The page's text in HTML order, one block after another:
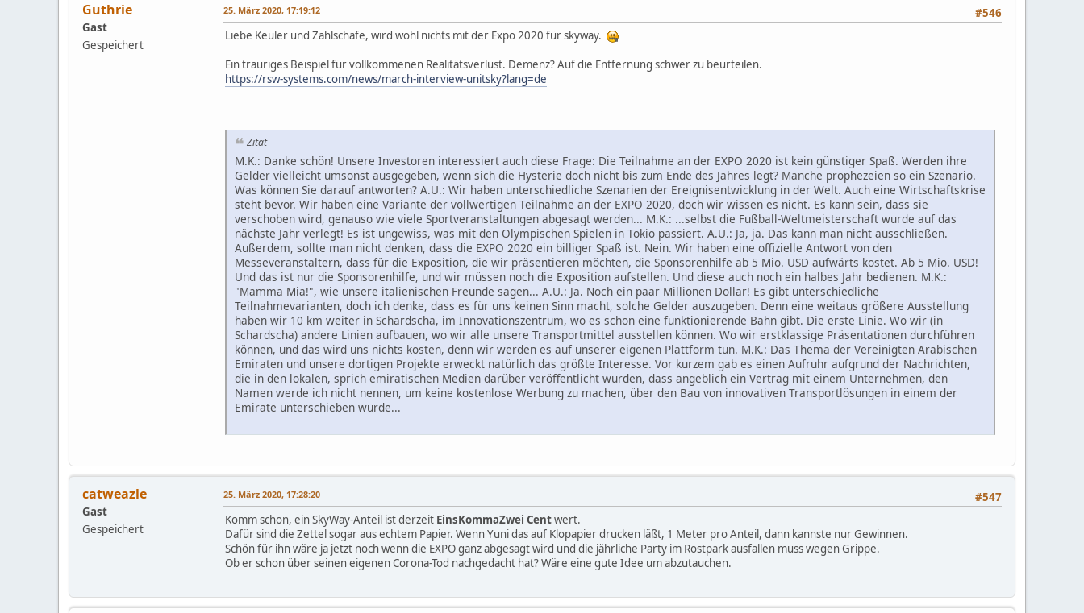
Guthrie
Gast
Gespeichert
#546
25. März 2020, 17:19:12
Liebe Keuler und Zahlschafe, wird wohl nichts mit der Expo 2020 für skyway.
Ein trauriges Beispiel für vollkommenen Realitätsverlust. Demenz? Auf die Entfernung schwer zu beurteilen.
https://rsw-systems.com/news/march-interview-unitsky?lang=de
Zitat
M.K.: Danke schön! Unsere Investoren interessiert auch diese Frage: Die Teilnahme an der EXPO 2020 ist kein günstiger Spaß. Werden ihre
Gelder vielleicht umsonst ausgegeben, wenn sich die Hysterie doch nicht bis zum Ende des Jahres legt? Manche prophezeien so ein Szenario.
Was können Sie darauf antworten? A.U.: Wir haben unterschiedliche Szenarien der Ereignisentwicklung in der Welt. Auch eine Wirtschaftskrise
steht bevor. Wir haben eine Variante der vollwertigen Teilnahme an der EXPO 2020, doch wir wissen es nicht. Es kann sein, dass sie
verschoben wird, genauso wie viele Sportveranstaltungen abgesagt werden... M.K.: ...selbst die Fußball-Weltmeisterschaft wurde auf das
nächste Jahr verlegt! Es ist ungewiss, was mit den Olympischen Spielen in Tokio passiert. A.U.: Ja, ja. Das kann man nicht ausschließen.
Außerdem, sollte man nicht denken, dass die EXPO 2020 ein billiger Spaß ist. Nein. Wir haben eine offizielle Antwort von den
Messeveranstaltern, dass für die Exposition, die wir präsentieren möchten, die Sponsorenhilfe ab 5 Mio. USD aufwärts kostet. Ab 5 Mio. USD!
Und das ist nur die Sponsorenhilfe, und wir müssen noch die Exposition aufstellen. Und diese auch noch ein halbes Jahr bedienen. M.K.:
"Mamma Mia!", wie unsere italienischen Freunde sagen... A.U.: Ja. Noch ein paar Millionen Dollar! Es gibt unterschiedliche
Teilnahmevarianten, doch ich denke, dass es für uns keinen Sinn macht, solche Gelder auszugeben. Denn eine weitaus größere Ausstellung
haben wir 10 km weiter in Schardscha, im Innovationszentrum, wo es schon eine funktionierende Bahn gibt. Die erste Linie. Wo wir (in
Schardscha) andere Linien aufbauen, wo wir alle unsere Transportmittel ausstellen können. Wo wir erstklassige Präsentationen durchführen
können, und das wird uns nichts kosten, denn wir werden es auf unserer eigenen Plattform tun. M.K.: Das Thema der Vereinigten Arabischen
Emiraten und unsere dortigen Projekte erweckt natürlich das größte Interesse. Vor kurzem gab es einen Aufruhr aufgrund der Nachrichten,
die in den lokalen, sprich emiratischen Medien darüber veröffentlicht wurden, dass angeblich ein Vertrag mit einem Unternehmen, den
Namen werde ich nicht nennen, um keine kostenlose Werbung zu machen, über den Bau von innovativen Transportlösungen in einem der
Emirate unterschieben wurde...
catweazle
Gast
Gespeichert
#547
25. März 2020, 17:28:20
Komm schon, ein SkyWay-Anteil ist derzeit EinsKommaZwei Centwert.
Dafür sind die Zettel sogar aus echtem Papier. Wenn Yuni das auf Klopapier drucken läßt, 1 Meter pro Anteil, dann kannste nur Gewinnen.
Schön für ihn wäre ja jetzt noch wenn die EXPO ganz abgesagt wird und die jährliche Party im Rostpark ausfallen muss wegen Grippe.
Ob er schon über seinen eigenen Corona-Tod nachgedacht hat? Wäre eine gute Idee um abzutauchen.